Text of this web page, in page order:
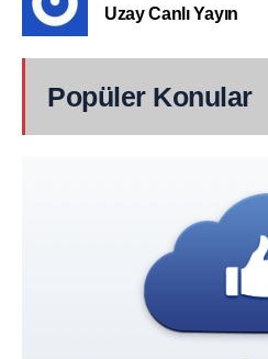
Uzay Canlı Yayın
Popüler Konular